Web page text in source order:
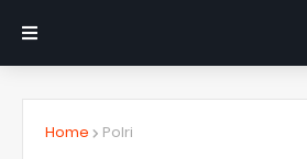
Home Polri